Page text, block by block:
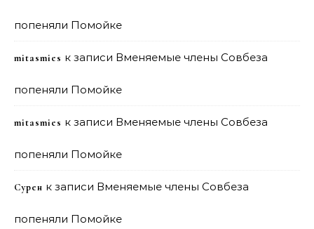
попеняли Помойке
mitasmies к записи Вменяемые члены Совбеза
попеняли Помойке
mitasmies к записи Вменяемые члены Совбеза
попеняли Помойке
Сурен к записи Вменяемые члены Совбеза
попеняли Помойке